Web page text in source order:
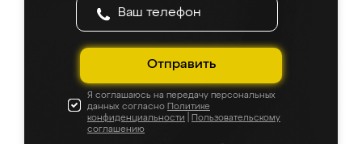
Отправить
Я соглашаюсь на передачу персональных
данных согласно Политике
конфиденциальности
Пользовательскому
соглашению